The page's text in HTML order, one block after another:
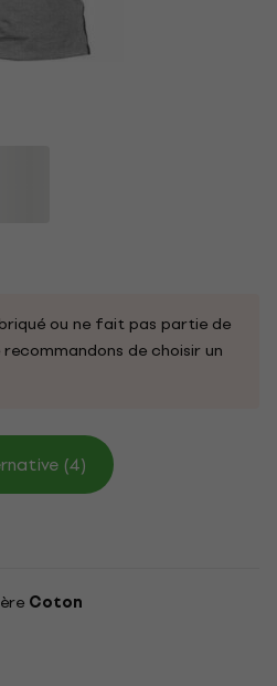
ou ne fait pas partie de
de choisir un
(4)
Coton